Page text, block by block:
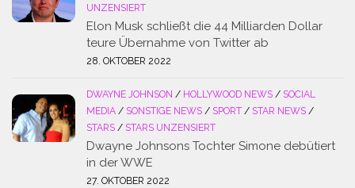
UNZENSIERT
Elon Musk schließt die 44 Milliarden Dollar
teure Übernahme von Twitter ab
28. OKTOBER 2022
DWAYNE JOHNSON / HOLLYWOOD NEWS / SOCIAL
MEDIA / SONSTIGE NEWS / SPORT / STAR NEWS /
STARS / STARS UNZENSIERT
Dwayne Johnsons Tochter Simone debütiert
in der WWE
27. OKTOBER 2022